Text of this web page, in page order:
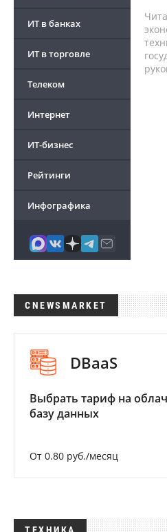
ИТ в банках
ИТ в торговле
Телеком
Интернет
ИТ-бизнес
Рейтинги
Инфографика
CNEWSMARKET
DBaaS
Выбрать тариф на
базу данных
От 0.80 руб./месяц